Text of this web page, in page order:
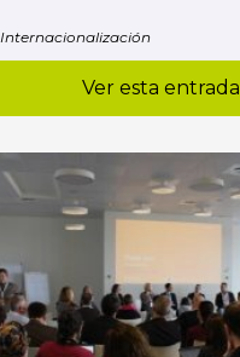
Internacionalización
Ver esta entrada